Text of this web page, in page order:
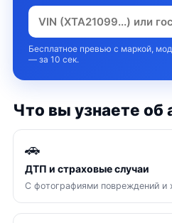
Бесплатное превью с маркой,
— за 10 сек.
Что вы узнаете об
🚗
ДТП и страховые случаи
С фотографиями повреждений и